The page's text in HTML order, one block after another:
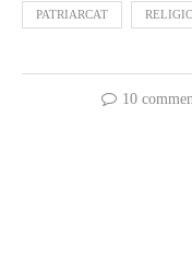
PATRIARCAT
10